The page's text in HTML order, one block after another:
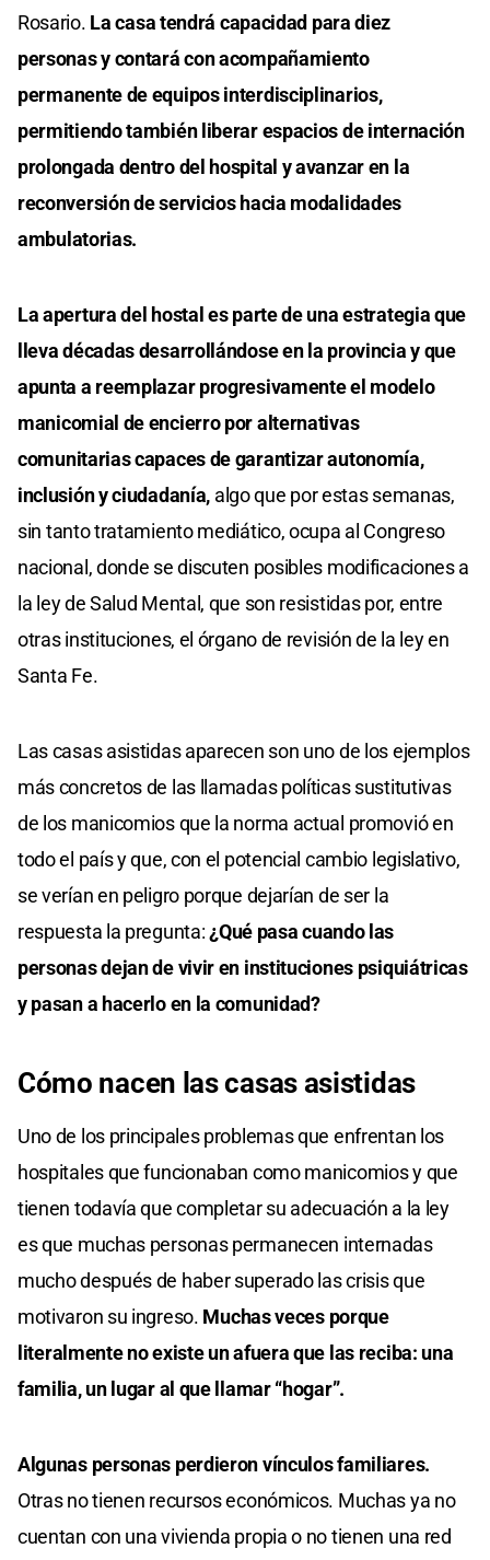
Rosario. La casa tendrá capacidad para diez
personas y contará con acompañamiento
permanente de equipos interdisciplinarios,
permitiendo también liberar espacios de internación
prolongada dentro del hospital y avanzar en la
reconversión de servicios hacia modalidades
ambulatorias.
La apertura del hostal es parte de una estrategia que
lleva décadas desarrollándose en la provincia y que
apunta a reemplazar progresivamente el modelo
manicomial de encierro por alternativas
comunitarias capaces de garantizar autonomía,
inclusión y ciudadanía, algo que por estas semanas,
sin tanto tratamiento mediático, ocupa al Congreso
nacional, donde se discuten posibles modificaciones a
la ley de Salud Mental, que son resistidas por, entre
otras instituciones, el órgano de revisión de la ley en
Santa Fe.
Las casas asistidas aparecen son uno de los ejemplos
más concretos de las llamadas políticas sustitutivas
de los manicomios que la norma actual promovió en
todo el país y que, con el potencial cambio legislativo,
se verían en peligro porque dejarían de ser la
respuesta la pregunta:¿Qué pasa cuando las
personas dejan de vivir en instituciones psiquiátricas
y pasan a hacerlo en la comunidad?
Cómo nacen las casas asistidas
Uno de los principales problemas que enfrentan los
hospitales que funcionaban como manicomios y que
tienen todavía que completar su adecuación a la ley
es que muchas personas permanecen internadas
mucho después de haber superado las crisis que
motivaron su ingreso. Muchas veces porque
literalmente no existe un afuera que las reciba: una
familia, un lugar al que llamar “hogar”.
Algunas personas perdieron vínculos familiares.
Otras no tienen recursos económicos. Muchas ya no
cuentan con una vivienda propia o no tienen una red